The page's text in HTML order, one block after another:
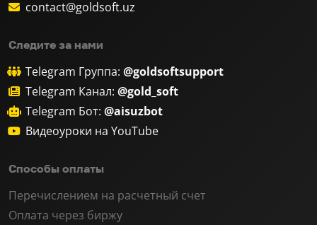
contact@goldsoft.uz
Следите за нами
Telegram Группа: @goldsoftsupport
Telegram Канал: @gold_soft
Telegram Бот: @aisuzbot
Видеоуроки на YouTube
Способы оплаты
Перечислением на расчетный счет
Оплата через биржу